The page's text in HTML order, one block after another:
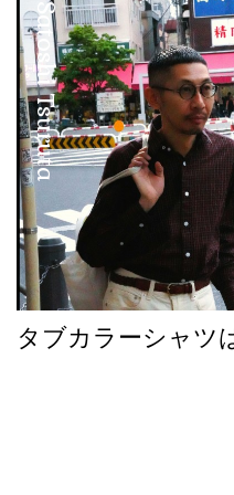
Satoshi Tsuruta
タブカラーシャツ